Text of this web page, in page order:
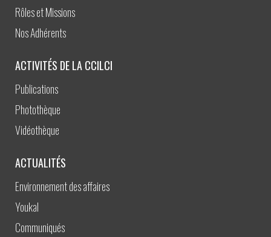
Rôles et Missions
Nos Adhérents
ACTIVITÉS DE LA CCILCI
Publications
Photothèque
Vidéothèque
ACTUALITÉS
Environnement des affaires
Youkal
Communiqués